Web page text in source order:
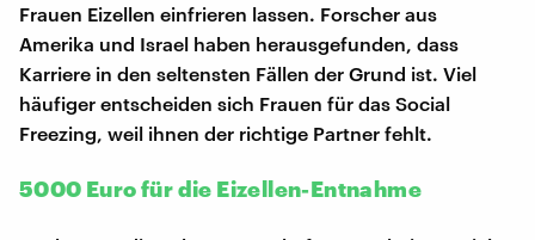
Frauen Eizellen einfrieren lassen. Forscher aus
Amerika und Israel haben herausgefunden, dass
Karriere in den seltensten Fällen der Grund ist. Viel
häufiger entscheiden sich Frauen für das Social
Freezing, weil ihnen der richtige Partner fehlt.
5000 Euro für die Eizellen-Entnahme